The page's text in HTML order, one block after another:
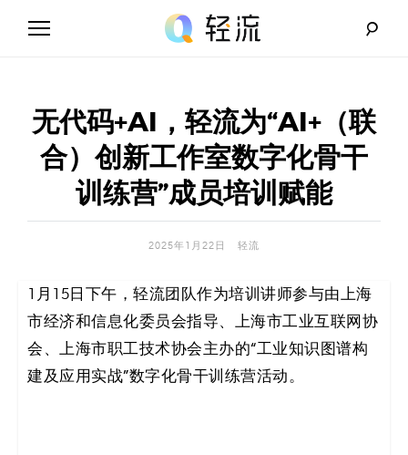
流
_
A
I
代
码
解
无代码+AI，轻流为“AI+（联
合）创新工作室数字化骨干
训练营”成员培训赋能
2025年1月22日 轻流
1月15日下午，轻流团队作为培训讲师参与由上海
市经济和信息化委员会指导、上海市工业互联网协
会、上海市职工技术协会主办的“工业知识图谱构
建及应用实战”数字化骨干训练营活动。